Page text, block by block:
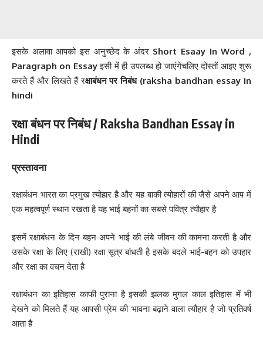
इसके अलावा आपको इस अनुच्छेद के अंदर Short Esaay In Word ,
Paragraph on Essayइसी में ही उपलब्ध हो जाएंगेचलिए दोस्तों आइए शुरू
करते हैं और लिखते हैं रक्षाबंधन पर निबंध (raksha bandhan essay in
hindi
रक्षा बंधन पर निबंध / Raksha Bandhan Essay in
Hindi
प्रस्तावना
रक्षाबंधन भारत का प्रमुख त्योहार है और यह बाकी त्योहारों की जैसे अपने आप में
एक महत्वपूर्ण स्थान रखता है यह भाई बहनों का सबसे पवित्र त्यौहार है
इसमें रक्षाबंधन के दिन बहन अपने भाई की लंबे जीवन की कामना करती है और
उसके रक्षा के लिए (राखी) रक्षा सूत्र बांधती है इसके बदले भाई-बहन को उपहार
और रक्षा का वचन देता है
रक्षाबंधन का इतिहास काफी पुराना है इसकी झलक मुगल काल इतिहास में भी
देखने को मिलते हैं यह आपसी प्रेम की भावना बढ़ाने वाला त्यौहार है जो प्रतिवर्ष
आता है